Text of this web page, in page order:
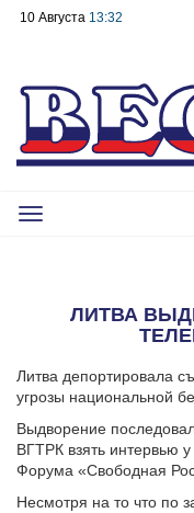
10 Августа 13:32
Toggle
ЛИТВА
Литва депортировала
угрозы национальной
Выдворение
ВГТРК взять интервью
Форума «Свободная
Несмотря на то что по